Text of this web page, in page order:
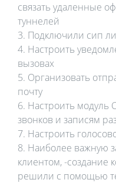
связать удаленные
туннелей
3. Подключили сип
4. Настроить
вызовах
5. Организовать
почту
6. Настроить модуль
звонков и записям
7. Настроить
8. Наиболее важную
клиентом, -создание
решили с помощью